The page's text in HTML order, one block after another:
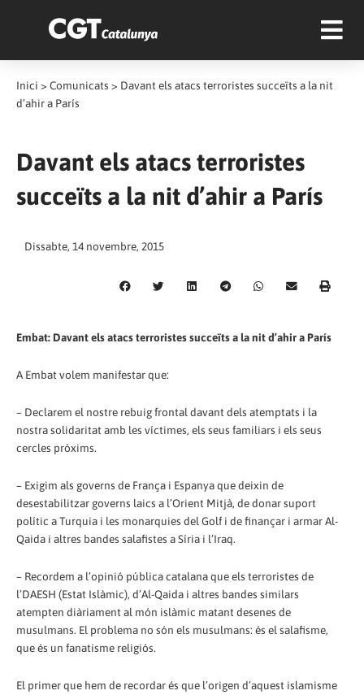
Inici > Comunicats > Davant els atacs terroristes succeïts a la nit
d’ahir a París
Davant els atacs terroristes
succeïts a la nit d’ahir a París
Dissabte, 14 novembre, 2015
Embat: Davant els atacs terroristes succeïts a la nit d’ahir a París
A Embat volem manifestar que:
– Declarem el nostre rebuig frontal davant dels atemptats i la
nostra solidaritat amb les víctimes, els seus familiars i els seus
cercles pròxims.
– Exigim als governs de França i Espanya que deixin de
desestabilitzar governs laics a l’Orient Mitjà, de donar suport
polític a Turquia i les monarquies del Golf i de finançar i armar Al-
Qaida i altres bandes salafistes a Síria i l’Iraq.
– Recordem a l’opinió pública catalana que els terroristes de
l’DAESH (Estat Islàmic), d’Al-Qaida i altres bandes similars
atempten diàriament al món islàmic matant desenes de
musulmans. El problema no són els musulmans: és el salafisme,
que és un fanatisme religiós.
El primer que hem de recordar és que l’origen d’aquest islamisme